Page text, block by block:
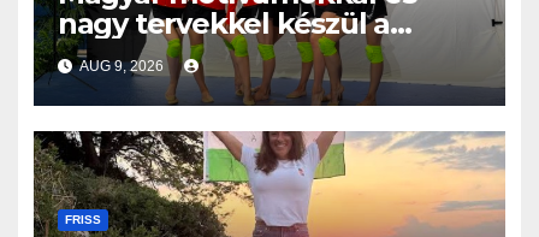
nagy tervekkel készül a
világbajnokságra az együttes
kéziszercsapat
AUG 9, 2026
FRISS